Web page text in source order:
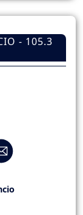
- 105.3